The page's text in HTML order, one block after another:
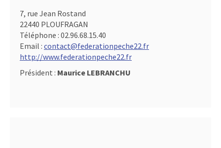
7, rue Jean Rostand
22440 PLOUFRAGAN
Téléphone : 02.96.68.15.40
Email : contact@federationpeche22.fr
http://www.federationpeche22.fr
Président : Maurice LEBRANCHU